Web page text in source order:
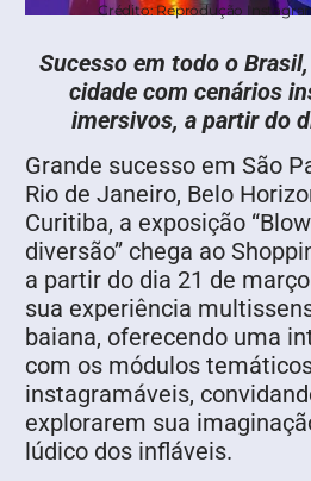
Crédito: Reprodução
Sucesso em todo o
cidade com cenários
imersivos, a partir do
Grande sucesso em São
Rio de Janeiro, Belo
Curitiba, a exposição
diversão” chega ao
a partir do dia 21 de
sua experiência
baiana, oferecendo uma
com os módulos
instagramáveis,
explorarem sua
lúdico dos infláveis.